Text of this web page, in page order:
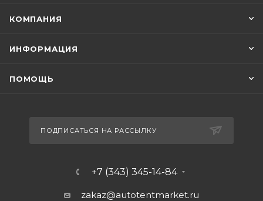
КОМПАНИЯ
ИНФОРМАЦИЯ
ПОМОЩЬ
ПОДПИСАТЬСЯ НА РАССЫЛКУ
+7 (343) 345-14-84
zakaz@autotentmarket.ru